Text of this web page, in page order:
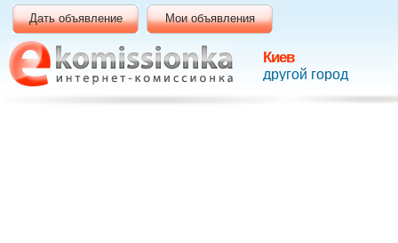
Киев
другой город
Дать объявление Мои объявления